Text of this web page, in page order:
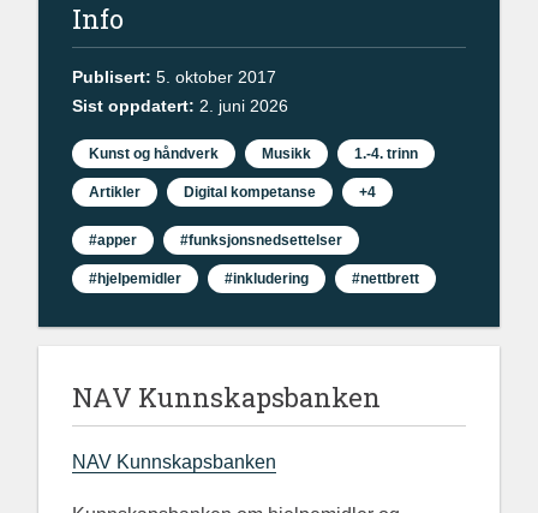
Info
Publisert: 5. oktober 2017
Sist oppdatert: 2. juni 2026
Kunst og håndverk Musikk 1.-4. trinn
Artikler Digital kompetanse +4
#apper #funksjonsnedsettelser
#hjelpemidler #inkludering #nettbrett
NAV Kunnskapsbanken
NAV Kunnskapsbanken